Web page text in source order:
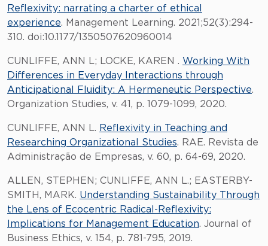
Reflexivity: narrating a charter of ethical
experience. Management Learning. 2021;52(3):294-
310. doi:10.1177/1350507620960014
CUNLIFFE, ANN L; LOCKE, KAREN . Working With
Differences in Everyday Interactions through
Anticipational Fluidity: A Hermeneutic Perspective.
Organization Studies, v. 41, p. 1079-1099, 2020.
CUNLIFFE, ANN L. Reflexivity in Teaching and
Researching Organizational Studies. RAE. Revista de
Administração de Empresas, v. 60, p. 64-69, 2020.
ALLEN, STEPHEN; CUNLIFFE, ANN L.; EASTERBY-
SMITH, MARK. Understanding Sustainability Through
the Lens of Ecocentric Radical-Reflexivity:
Implications for Management Education. Journal of
Business Ethics, v. 154, p. 781-795, 2019.